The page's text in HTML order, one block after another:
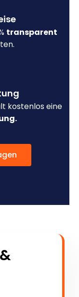
transparent
kostenlos eine